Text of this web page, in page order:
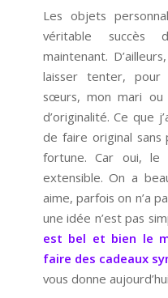
Les objets
véritable succès
maintenant.
laisser tenter,
sœurs, mon mari ou
d’originalité. Ce que
de faire original
fortune. Car oui, le
extensible. On a
aime, parfois on n’a
une idée n’est pas
est bel et bien le
faire des cadeaux
vous donne